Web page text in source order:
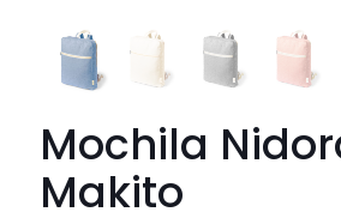
Mochila
Makito